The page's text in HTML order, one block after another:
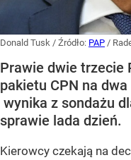
Donald Tusk / Źródło: PAP /
Prawie dwie trzecie
pakietu CPN na
wynika z sondażu
sprawie lada dzień.
Kierowcy czekają na